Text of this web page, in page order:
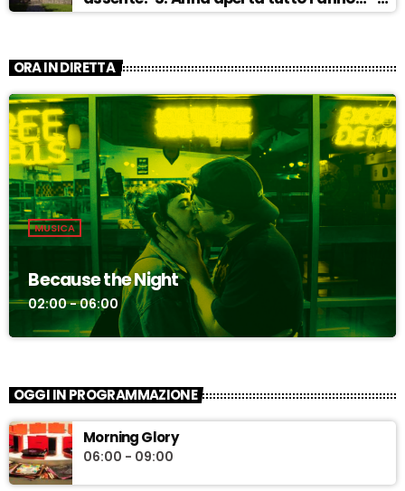
ASCOLTA
ORA IN DIRETTA
MUSICA
Because the Night
02:00 - 06:00
OGGI IN PROGRAMMAZIONE
Morning Glory
06:00 - 09:00